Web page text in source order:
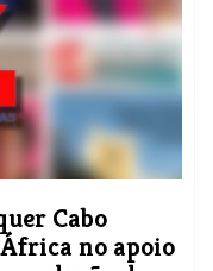
Cabo
no apoio